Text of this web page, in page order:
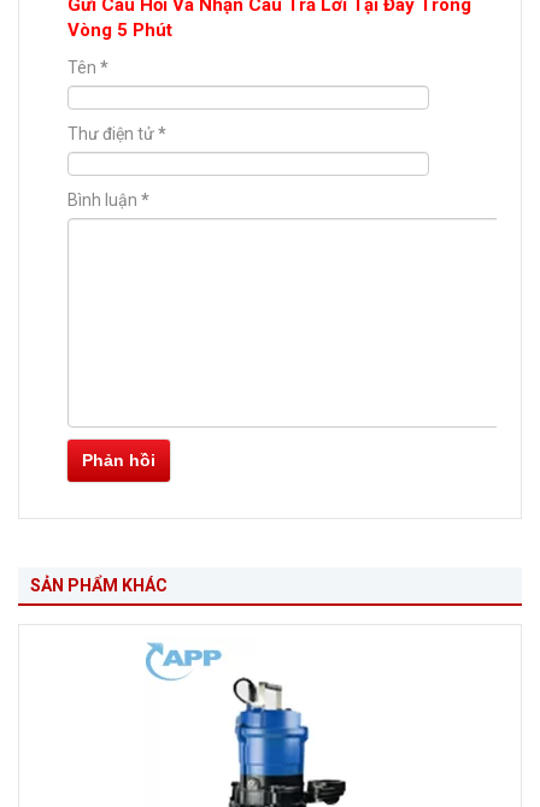
Gửi Câu Hỏi Và Nhận Câu Trả Lời Tại Đây Trong
Vòng 5 Phút
Tên *
Thư điện tử*
Bình luận *
Phản hồi
SẢN PHẨM KHÁC